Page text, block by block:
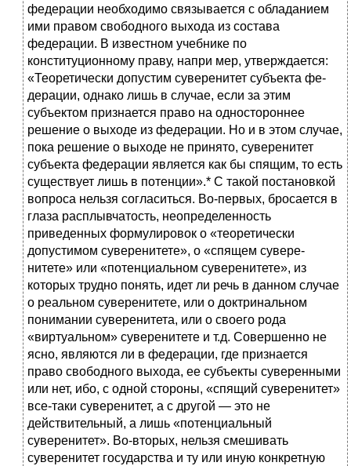
федерации необходи­мо связывается с обладанием
ими правом свободного выхода из состава
федерации. В известном учебнике по
конституционному праву, напри мер, утверждается:
«Теоретически допустим суверенитет субъекта фе­
дерации, однако лишь в случае, если за этим
субъектом признается право на одностороннее
решение о выходе из федерации. Но и в этом случае,
пока решение о выходе не принято, суверенитет
субъекта феде­рации является как бы спящим, то есть
существует лишь в потенции».* С такой постановкой
вопроса нельзя согласиться. Во-первых, бросает­ся в
глаза расплывчатость, неопределенность
приведенных формули­ровок о «теоретически
допустимом суверенитете», о «спящем сувере­
нитете» или «потенциальном суверенитете», из
которых трудно по­нять, идет ли речь в данном случае
о реальном суверенитете, или о доктринальном
понимании суверенитета, или о своего рода
«виртуаль­ном» суверенитете и т.д. Совершенно не
ясно, являются ли в федера­ции, где признается
право свободного выхода, ее субъекты суверенны­ми
или нет, ибо, с одной стороны, «спящий суверенитет»
все-таки суверенитет, а с другой — это не
действительный, а лишь «потенциаль­ный
суверенитет». Во-вторых, нельзя смешивать
суверенитет государ­ства и ту или иную конкретную